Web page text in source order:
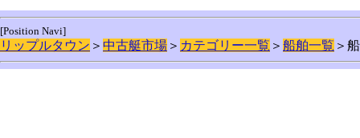
[Position Navi]
リップルタウン ＞ 中古艇市場 ＞ カテゴリー一覧 ＞ 船舶一覧 ＞